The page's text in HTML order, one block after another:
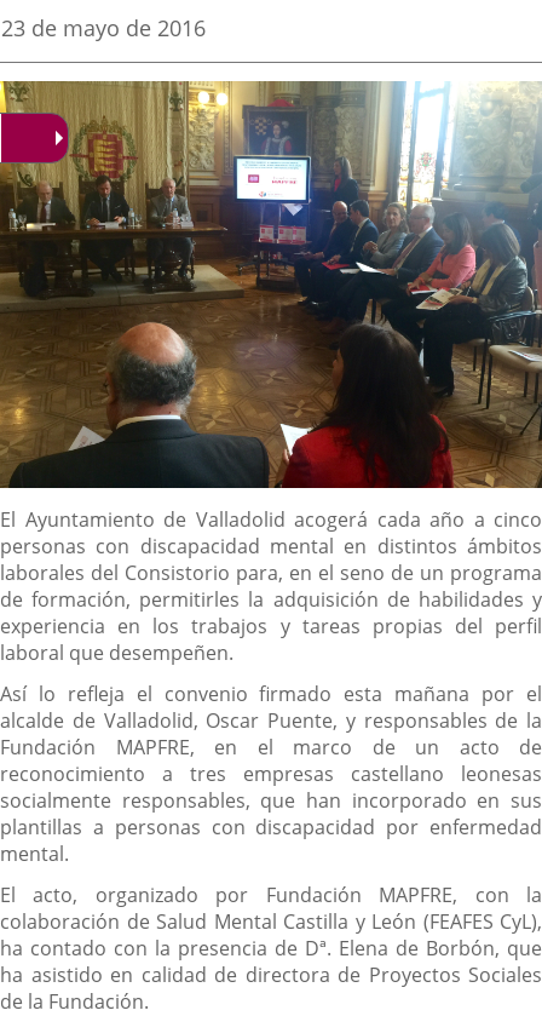
aplicación
externa.
aplicación
externa.
Fecha
la
noticia
23 de mayo de 2016
Descripción
El Ayuntamiento de Valladolid acogerá cada año a cinco
personas con discapacidad mental en distintos ámbitos
laborales del Consistorio para, en el seno de un programa
de formación, permitirles la adquisición de habilidades y
experiencia en los trabajos y tareas propias del perfil
laboral que desempeñen.
Así lo refleja el convenio firmado esta mañana por el
alcalde de Valladolid, Oscar Puente, y responsables de la
Fundación MAPFRE, en el marco de un acto de
reconocimiento a tres empresas castellano leonesas
socialmente responsables, que han incorporado en sus
plantillas a personas con discapacidad por enfermedad
mental.
El acto, organizado por Fundación MAPFRE, con la
colaboración de Salud Mental Castilla y León (FEAFES CyL),
ha contado con la presencia de Dª. Elena de Borbón, que
ha asistido en calidad de directora de Proyectos Sociales
de la Fundación.